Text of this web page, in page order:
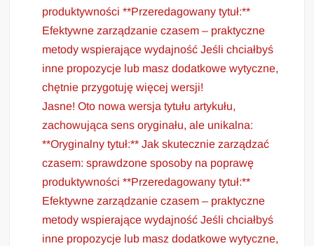
produktywności **Przeredagowany tytuł:**
Efektywne zarządzanie czasem – praktyczne
metody wspierające wydajność Jeśli chciałbyś
inne propozycje lub masz dodatkowe wytyczne,
chętnie przygotuję więcej wersji!
Jasne! Oto nowa wersja tytułu artykułu,
zachowująca sens oryginału, ale unikalna:
**Oryginalny tytuł:** Jak skutecznie zarządzać
czasem: sprawdzone sposoby na poprawę
produktywności **Przeredagowany tytuł:**
Efektywne zarządzanie czasem – praktyczne
metody wspierające wydajność Jeśli chciałbyś
inne propozycje lub masz dodatkowe wytyczne,